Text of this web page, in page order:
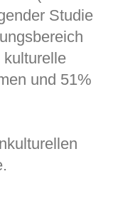
Studie
kulturelle
und 51%